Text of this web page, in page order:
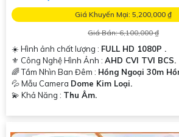
Giá Khuyến Mại: 5,200,000 ₫
Giá Bán: 6,100,000 ₫
☀️ Hình ảnh chất lượng : FULL HD 1080P .
⚜️ Công Nghệ Hình Ảnh : AHD CVI TVI BCS.
🌈 Tầm Nhìn Ban Đêm : Hồng Ngoại 30m
💦 Mẫu Camera Dome Kim Loại.
️💫 Khả Năng : Thu Âm.